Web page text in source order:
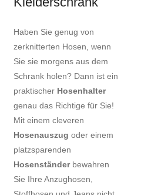
Haben Sie genug von
zerknitterten Hosen, wenn
Sie sie morgens aus dem
Schrank holen? Dann ist ein
praktischer Hosenhalter
genau das Richtige für Sie!
Mit einem cleveren
Hosenauszug oder einem
platzsparenden
Hosenständerbewahren
Sie Ihre Anzughosen,